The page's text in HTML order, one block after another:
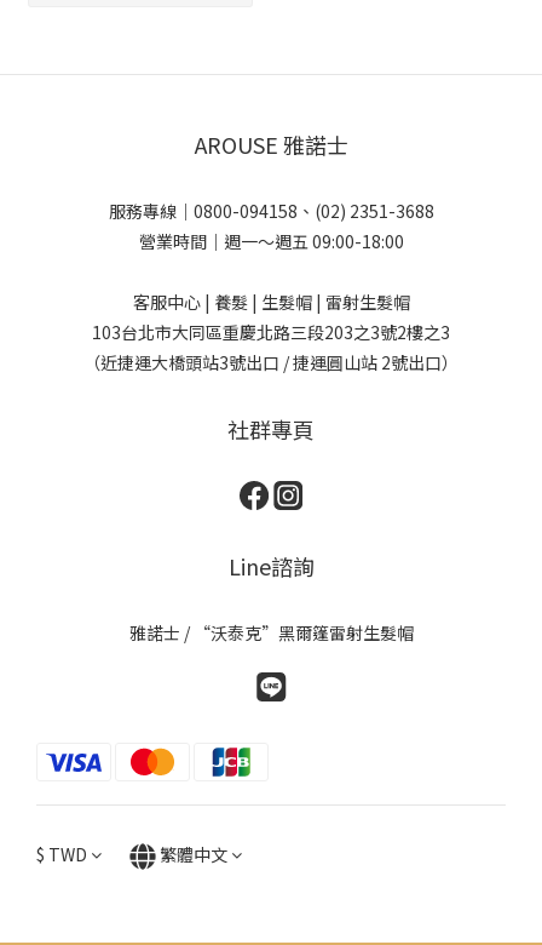
AROUSE 雅諾士
服務專線｜0800-094158、(02) 2351-3688
營業時間｜週一～週五 09:00-18:00
客服中心 | 養髮 | 生髮帽 | 雷射生髮帽
103台北市大同區重慶北路三段203之3號2樓之3
（近捷運大橋頭站3號出口 / 捷運圓山站 2號出口）
社群專頁
Line諮詢
雅諾士 / “沃泰克”黑爾篷雷射生髮帽
$ TWD 繁體中文